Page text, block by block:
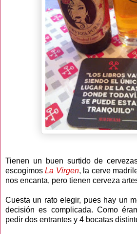
Tienen un buen surtido de
escogimosLa Virgen, la cerve
nos encanta, pero tienen cerveza
Cuesta un rato elegir, pues hay un
decisión es complicada. Como
pedir dos entrantes y 4 bocatas